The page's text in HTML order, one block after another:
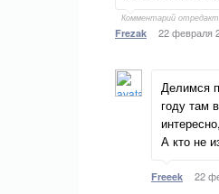
Комментарий
Frezak 22 февраля
Делимся
году там
А кто не
Freeek 22